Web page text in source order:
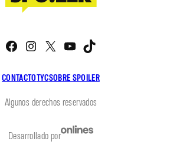
CONTACTOTYCSOBRE SPOILER
Facebook
Instagram
X YouTube
Algunos derechos reservados
Desarrollado por